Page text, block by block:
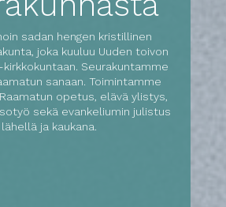
sadan hengen kristillinen
joka kuuluu Uuden toivon
Seurakuntamme
sanaan. Toimintamme
opetus, elävä ylistys,
sekä evankeliumin julistus
lähellä ja kaukana.